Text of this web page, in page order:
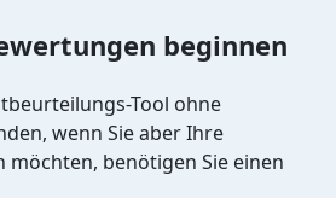
beginnen
Tool ohne
wenn Sie aber Ihre
möchten, benötigen Sie einen